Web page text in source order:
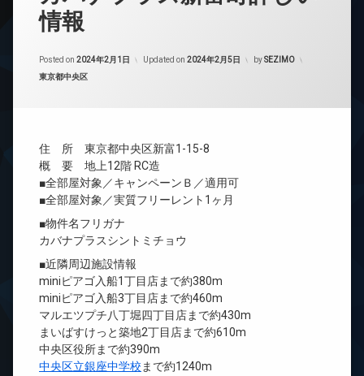
情報
Posted on 2024年2月1日 Updated on 2024年2月5日 bySEZIMO
カテゴリー:
東京都中央区
住 所 東京都中央区新富1-15-8
概 要 地上12階 RC造
■全部屋対象／キャンペーンＢ／適用可
■全部屋対象／実質フリーレント1ヶ月
■物件名フリガナ
カバナプラスシントミチョウ
■近隣周辺施設情報
miniピアゴ入船1丁目店まで約380m
miniピアゴ入船3丁目店まで約460m
マルエツプチ八丁堀四丁目店まで約430m
まいばすけっと築地2丁目店まで約610m
中央区役所まで約390m
中央区立銀座中学校 まで約1240m